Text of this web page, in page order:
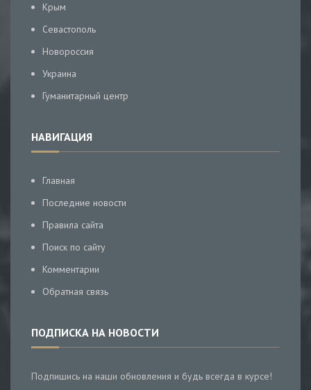
Крым
Севастополь
Новороссия
Украина
Гуманитарный центр
НАВИГАЦИЯ
Главная
Последние новости
Правила сайта
Поиск по сайту
Комментарии
Обратная связь
ПОДПИСКА НА НОВОСТИ
Подпишись на наши обновления и будь всегда в курсе!